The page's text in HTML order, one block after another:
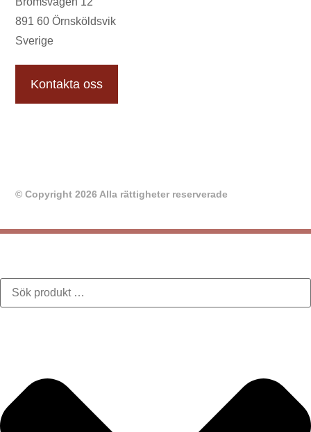
891 60 Örnsköldsvik
Sverige
Kontakta oss
© Copyright 2026 Alla rättigheter reserverade